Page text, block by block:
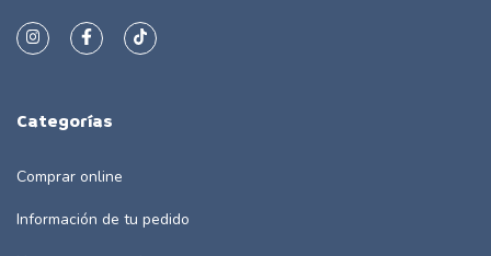
Categorías
Comprar online
Información de tu pedido